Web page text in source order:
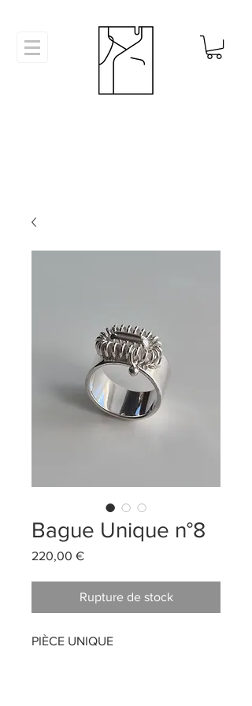
Bague Unique n°8
220,00 €Prix
Rupture de stock
PIÈCE UNIQUE